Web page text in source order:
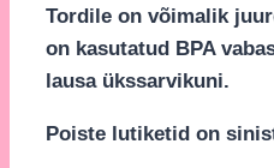
Tordile on võimalik
on kasutatud BPA
lausa ükssarvikuni.
Poiste lutiketid on